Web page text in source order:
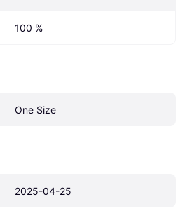
100 %
One Size
2025-04-25